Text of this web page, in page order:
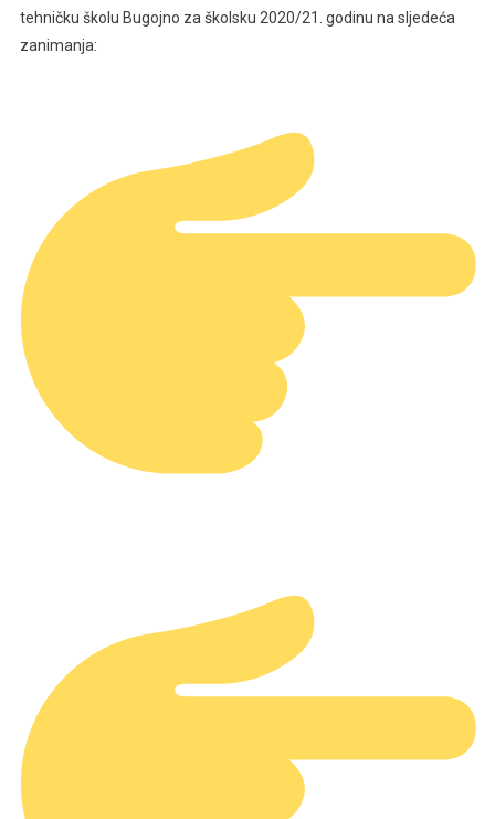
tehničku školu Bugojno za školsku 2020/21. godinu na sljedeća
zanimanja: